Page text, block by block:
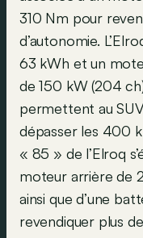
310 Nm pour
d’autonomie.
63 kWh et un
de 150 kW (204
permettent au
dépasser les 400
« 85 » de l’Elroq
moteur arrière de
ainsi que d’une
revendiquer plus